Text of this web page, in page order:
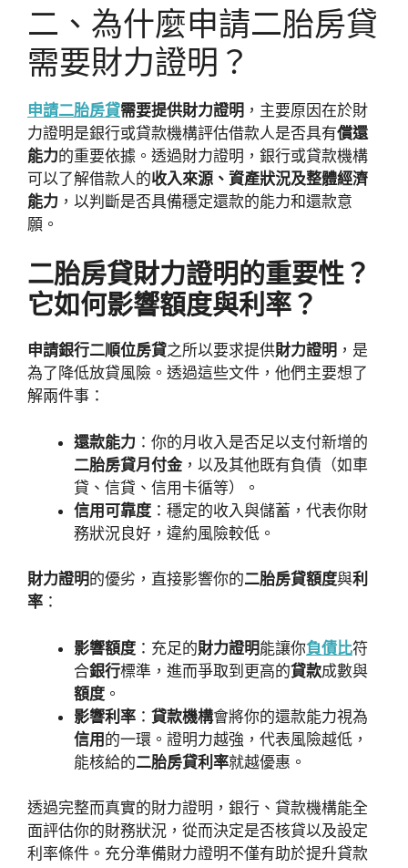
二、為什麼申請二胎房貸
需要財力證明？
申請二胎房貸需要提供財力證明 ，主要原因在於財
力證明是銀行或貸款機構評估借款人是否具有償還
能力的重要依據。透過財力證明，銀行或貸款機構
可以了解借款人的收入來源、資產狀況及整體經濟
能力 ，以判斷是否具備穩定還款的能力和還款意
願。
二胎房貸財力證明的重要性？
它如何影響額度與利率？
申請銀行二順位房貸之所以要求提供財力證明 ，是
為了降低放貸風險。透過這些文件，他們主要想了
解兩件事：
還款能力 ：你的月收入是否足以支付新增的
二胎房貸月付金，以及其他既有負債（如車
貸、信貸、信用卡循等）。
信用可靠度 ：穩定的收入與儲蓄，代表你財
務狀況良好，違約風險較低。
財力證明的優劣，直接影響你的二胎房貸額度與利
率 ：
影響額度 ：充足的財力證明能讓你負債比符
合銀行標準，進而爭取到更高的貸款成數與
額度 。
影響利率 ： 貸款機構會將你的還款能力視為
信用 的一環。證明力越強，代表風險越低，
能核給的二胎房貸利率就越優惠。
透過完整而真實的財力證明，銀行、貸款機構能全
面評估你的財務狀況，從而決定是否核貸以及設定
利率條件。充分準備財力證明不僅有助於提升貸款